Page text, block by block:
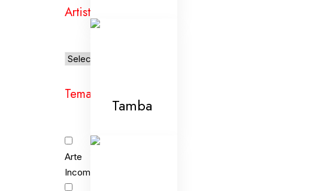
Artistas
Temas
Arte
Incomum
Tamba